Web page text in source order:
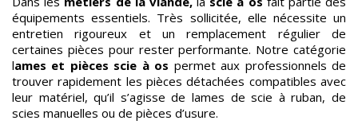
équipements essentiels. Très sollicitée, elle nécessite un
entretien rigoureux et un remplacement régulier de
certaines pièces pour rester performante. Notre catégorie
lames et pièces scie à os permet aux professionnels de
trouver rapidement les pièces détachées compatibles avec
leur matériel, qu’il s’agisse de lames de scie à ruban, de
scies manuelles ou de pièces d’usure.